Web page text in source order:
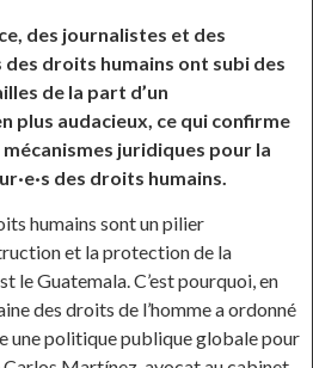
des journalistes et des
des droits humains ont subi des
de la part d’un
plus audacieux, ce qui confirme
mécanismes juridiques pour la
des droits humains.
humains sont un pilier
et la protection de la
le Guatemala. C’est pourquoi, en
des droits de l’homme a ordonné
une politique publique globale pour